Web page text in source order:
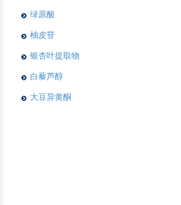
绿原酸
柚皮苷
银杏叶提取物
白藜芦醇
大豆异黄酮